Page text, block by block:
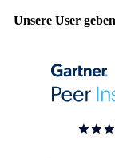
Unsere User